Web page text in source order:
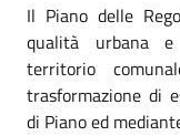
Il Piano delle
qualità urbana
territorio
trasformazione di
di Piano ed